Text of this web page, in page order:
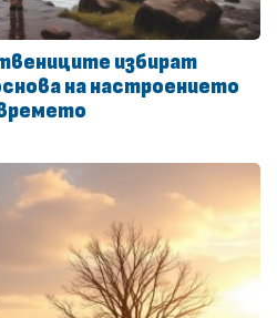
избират
на настроението